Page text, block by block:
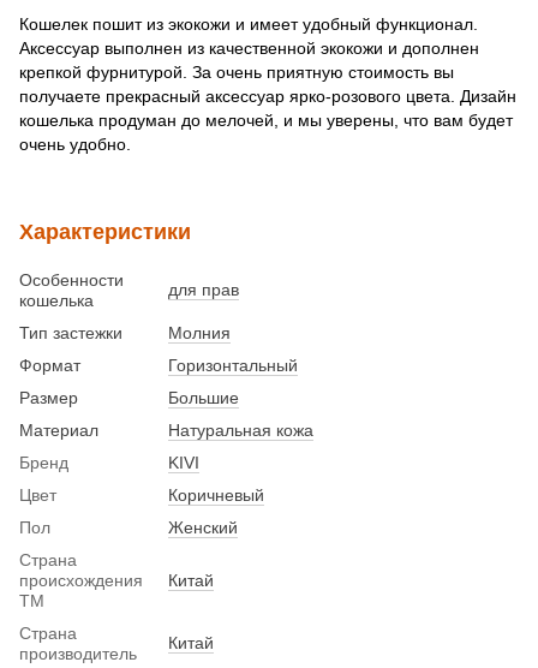
Кошелек пошит из экокожи и имеет удобный функционал.
Аксессуар выполнен из качественной экокожи и дополнен
крепкой фурнитурой. За очень приятную стоимость вы
получаете прекрасный аксессуар ярко-розового цвета. Дизайн
кошелька продуман до мелочей, и мы уверены, что вам будет
очень удобно.
Характеристики
Особенности
кошелька
для прав
Тип застежки
Молния
Формат
Горизонтальный
Размер
Большие
Материал
Натуральная кожа
Бренд
KIVI
Цвет
Коричневый
Пол
Женский
Страна
происхождения
ТМ
Китай
Страна
производитель
Китай